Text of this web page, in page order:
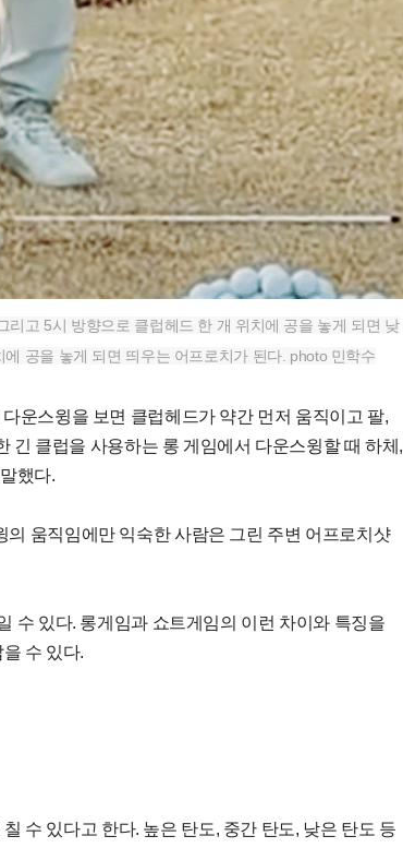
고 5시 방향으로 클럽헤드 한 개 위치에 공을 놓게 되면 낮
공을 놓게 되면 띄우는 어프로치가 된다. photo 민학수
운스윙을 보면 클럽헤드가 약간 먼저 움직이고 팔,
긴 클럽을 사용하는 롱 게임에서 다운스윙할 때 하체,
했다.
움직임에만 익숙한 사람은 그린 주변 어프로치샷
수 있다. 롱게임과 쇼트게임의 이런 차이와 특징을
수 있다.
수 있다고 한다. 높은 탄도, 중간 탄도, 낮은 탄도 등